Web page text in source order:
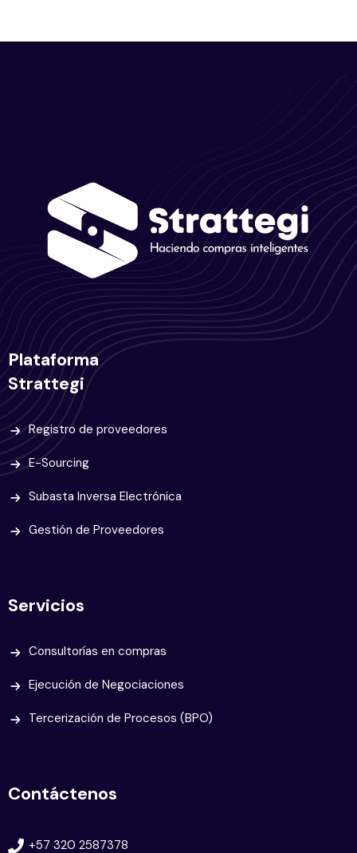
Plataforma
Strattegi
Registro de proveedores
E-Sourcing
Subasta Inversa Electrónica
Gestión de Proveedores
Servicios
Consultorías en compras
Ejecución de Negociaciones
Tercerización de Procesos (BPO)
Contáctenos
+57 320 2587378